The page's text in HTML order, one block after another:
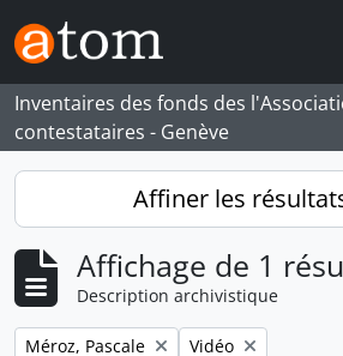
Skip to main content
Inventaires des fonds des
contestataires - Genève
Affiner les
Affichage de 1
Description archivistique
Remove filter:
Méroz, Pascale Remove filter:
Vidéo